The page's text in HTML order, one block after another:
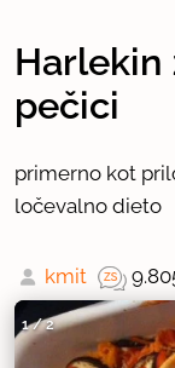
Harlekin
pečici
primerno kot
ločevalno dieto
kmit
1/2